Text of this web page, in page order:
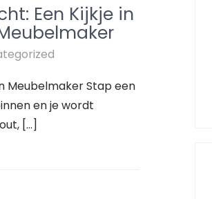
Een Kijkje in
Meubelmaker Stap een
en je wordt
[…]